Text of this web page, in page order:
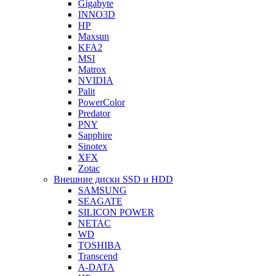
Gigabyte
INNO3D
HP
Maxsun
KFA2
MSI
Matrox
NVIDIA
Palit
PowerColor
Predator
PNY
Sapphire
Sinotex
XFX
Zotac
Внешние диски SSD и HDD
SAMSUNG
SEAGATE
SILICON POWER
NETAC
WD
TOSHIBA
Transcend
A-DATA